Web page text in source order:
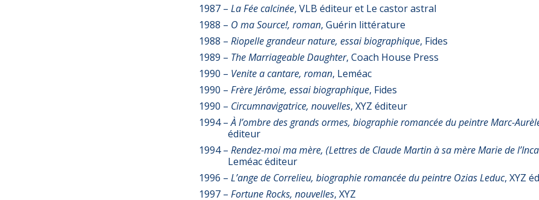
1987 – La Fée calcinée, VLB éditeur et Le castor astral
1988 – O ma Source!, roman, Guérin littérature
1988 – Riopelle grandeur nature, essai biographique, Fides
1989 – The Marriageable Daughter, Coach House Press
1990 – Venite a cantare, roman, Leméac
1990 – Frère Jérôme, essai biographique, Fides
1990 – Circumnavigatrice, nouvelles, XYZ éditeur
1994 –À l’ombre des grands ormes, biographie romancée du peintre Marc-
éditeur
1994 – Rendez-moi ma mère, (Lettres de Claude Martin à sa mère Marie de
Leméac éditeur
1996 – L’ange de Correlieu, biographie romancée du peintre Ozias Leduc, XYZ
1997 – Fortune Rocks, nouvelles, XYZ